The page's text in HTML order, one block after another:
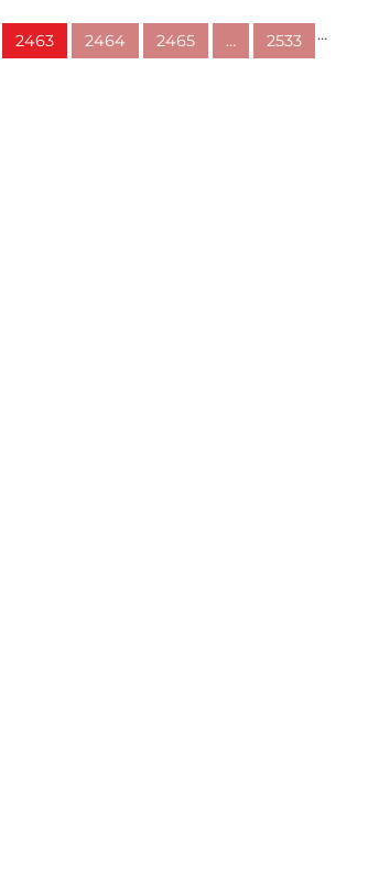
…
2463 2464 2465 …
2533